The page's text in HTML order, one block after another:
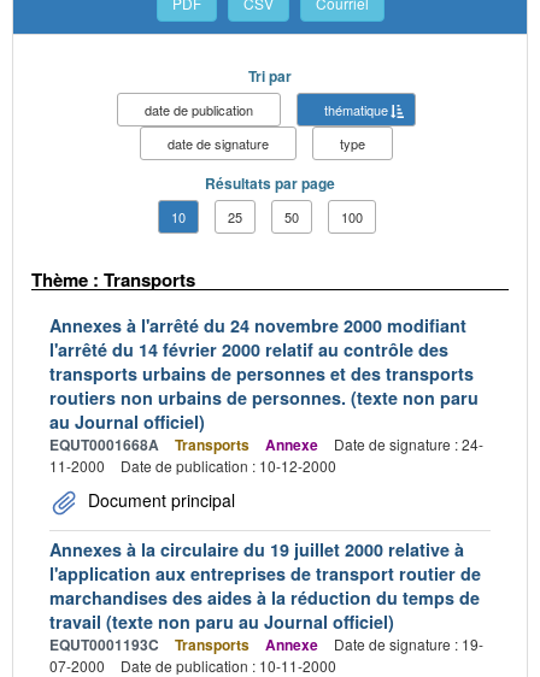
Tri par
date de publication
thématique
date de signature
type
Résultats par page
10 25 50 100
Thème : Transports
Annexes à l'arrêté du 24 novembre 2000 modifiant
l'arrêté du 14 février 2000 relatif au contrôle des
transports urbains de personnes et des transports
routiers non urbains de personnes. (texte non paru
au Journal officiel)
EQUT0001668A Transports Annexe
Date de signature : 24-
11-2000
Date de publication : 10-12-2000
Document principal
Annexes à la circulaire du 19 juillet 2000 relative à
l'application aux entreprises de transport routier de
marchandises des aides à la réduction du temps de
travail (texte non paru au Journal officiel)
EQUT0001193C Transports Annexe
Date de signature : 19-
07-2000
Date de publication : 10-11-2000